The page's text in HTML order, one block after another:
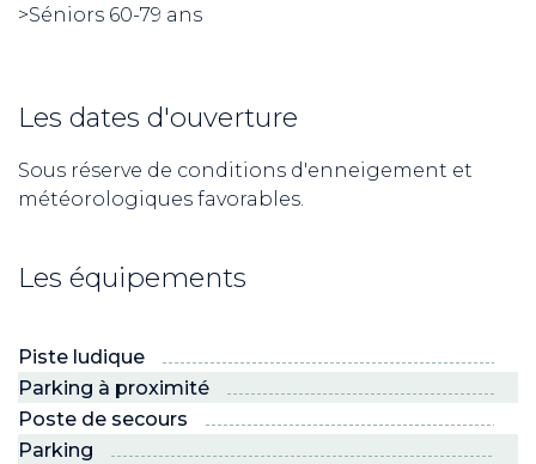
>Séniors 60-79 ans
Les dates d'ouverture
Sous réserve de conditions d'enneigement et
météorologiques favorables.
Les équipements
Piste ludique
Parking à proximité
Poste de secours
Parking